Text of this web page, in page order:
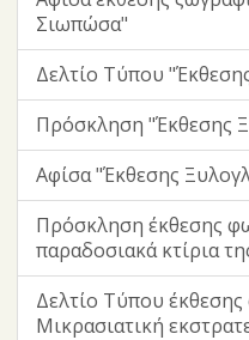
Σιωπώσα"
Δελτίο Τύπου
Πρόσκληση "Έκθεσης
Αφίσα "Έκθεσης
Πρόσκληση έκθεσης
παραδοσιακά κτίρια
Δελτίο Τύπου
Μικρασιατική